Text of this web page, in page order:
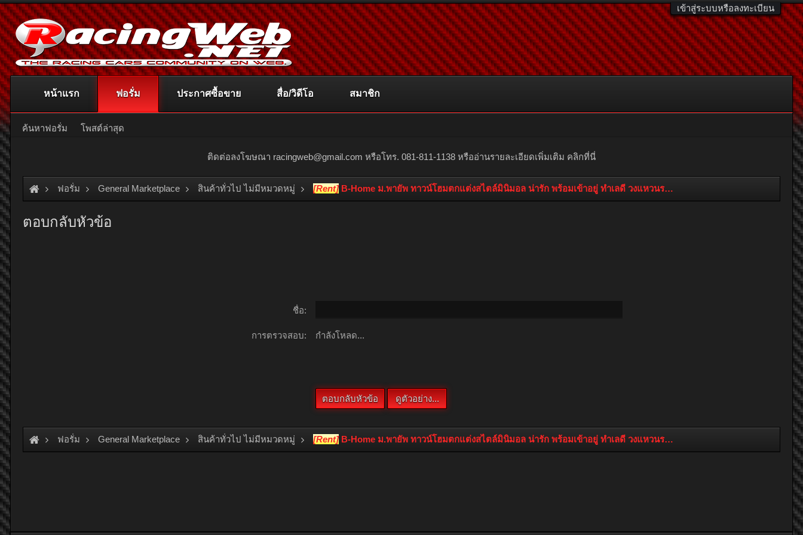
เข้าสู่ระบบหรือลงทะเบียน
ติดต่อลงโฆษณา racingweb@gmail.com หรือโทร. 081-811-1138 หรืออ่านรายละเอียดเพิ่มเติม คลิกที่นี่
ฟอรั่ม General Marketplace สินค้าทั่วไป ไม่มีหมวดหมู่ [Rent]B-Home ม.พายัพ ทาวน์โฮมตกแต่งสไตล์มินิมอล น่ารัก พร้อมเข้าอยู่ ทำเลดี วงแหวนรอบ 2 เชียงใหม่
ตอบกลับหัวข้อ
ชื่อ:
การตรวจสอบ: กำลังโหลด...
ฟอรั่ม General Marketplace สินค้าทั่วไป ไม่มีหมวดหมู่ [Rent]B-Home ม.พายัพ ทาวน์โฮมตกแต่งสไตล์มินิมอล น่ารัก พร้อมเข้าอยู่ ทำเลดี วงแหวนรอบ 2 เชียงใหม่
หน้าแรก ฟอรั่ม
ค้นหาฟอรั่ม โพสต์ล่าสุด
ประกาศซื้อขาย สื่อ/วิดีโอ สมาชิก